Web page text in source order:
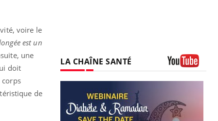
voire le
est un
une
doit
corps
de
LA CHAÎNE SANTÉ